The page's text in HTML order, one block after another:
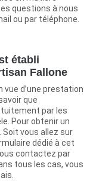
questions à nous
ou par téléphone.
établi
Fallone
vue d’une prestation
que
par les
Pour obtenir un
Soit vous allez sur
dédié à cet
contactez par
tous les cas, vous